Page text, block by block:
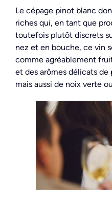
Le cépage pinot blanc
riches qui, en tant que
toutefois plutôt discrets
nez et en bouche, ce vin
comme agréablement
et des arômes délicats de
mais aussi de noix verte